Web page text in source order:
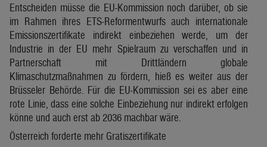
Entscheiden müsse die EU-Kommission noch darüber, ob sie
im Rahmen ihres ETS-Reformentwurfs auch internationale
Emissionszertifikate indirekt einbeziehen werde, um der
Industrie in der EU mehr Spielraum zu verschaffen und in
Partnerschaft mit Drittländern globale
Klimaschutzmaßnahmen zu fördern, hieß es weiter aus der
Brüsseler Behörde. Für die EU-Kommission sei es aber eine
rote Linie, dass eine solche Einbeziehung nur indirekt erfolgen
könne und auch erst ab 2036 machbar wäre.
Österreich forderte mehr Gratiszertifikate